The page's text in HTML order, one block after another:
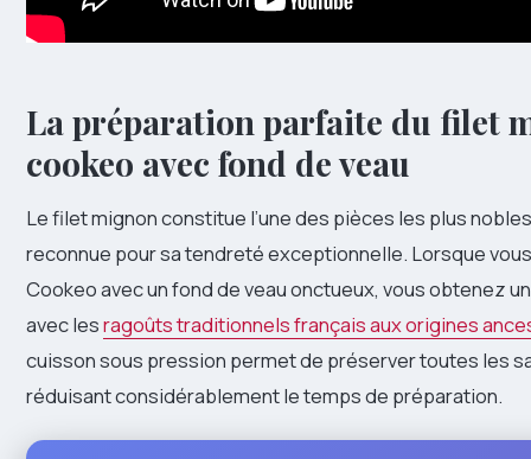
La préparation parfaite du filet
cookeo avec fond de veau
Le filet mignon constitue l’une des pièces les plus
reconnue pour sa tendreté exceptionnelle. Lorsque
Cookeo avec un fond de veau onctueux, vous obtenez
avec lesragoûts traditionnels français aux origines
cuisson sous pression permet de préserver toutes les
réduisant considérablement le temps de préparation.